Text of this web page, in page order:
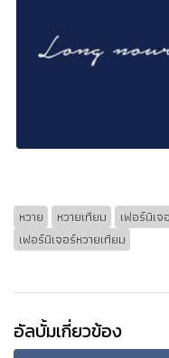
หวาย หวายเทียม เฟอร์นิเจ
เฟอร์นิเจอร์หวายเทียม
อัลบั้มเกี่ยวข้อง